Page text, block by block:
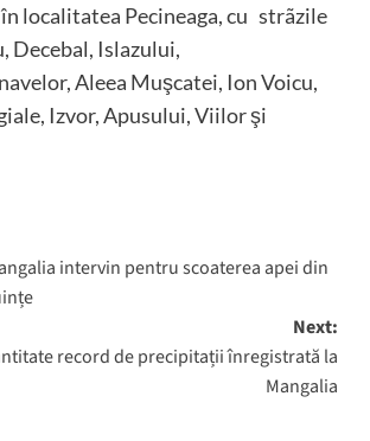
localitatea Pecineaga, cu strãzile
Decebal, Islazului,
Aleea Muşcatei, Ion Voicu,
Izvor, Apusului, Viilor şi
intervin pentru scoaterea apei din
Next:
record de precipitații înregistrată la
Mangalia